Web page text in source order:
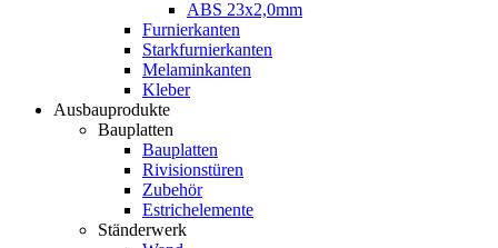
ABS 23x2,0mm
Furnierkanten
Starkfurnierkanten
Melaminkanten
Kleber
Ausbauprodukte
Bauplatten
Bauplatten
Rivisionstüren
Zubehör
Estrichelemente
Ständerwerk